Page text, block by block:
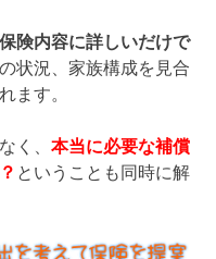
保険内容に詳しいだけで
状況、家族構成を見合
ます。
く、 本当に必要な補償
ということも同時に解